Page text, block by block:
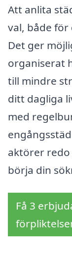
Att anlita
val, både för
Det ger
organiserat
till mindre
ditt dagliga
med
aktörer
börja din
Få 3